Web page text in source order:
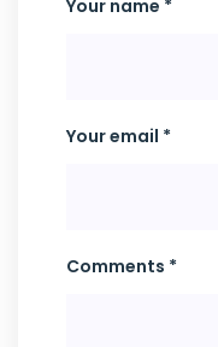
Your name *
Your email *
Comments *